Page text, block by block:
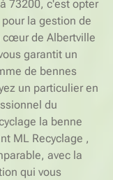
73200, c'est opter
la gestion de
cœur de Albertville
garantit un
de bennes
un particulier en
du
la benne
ML Recyclage ,
avec la
qui vous